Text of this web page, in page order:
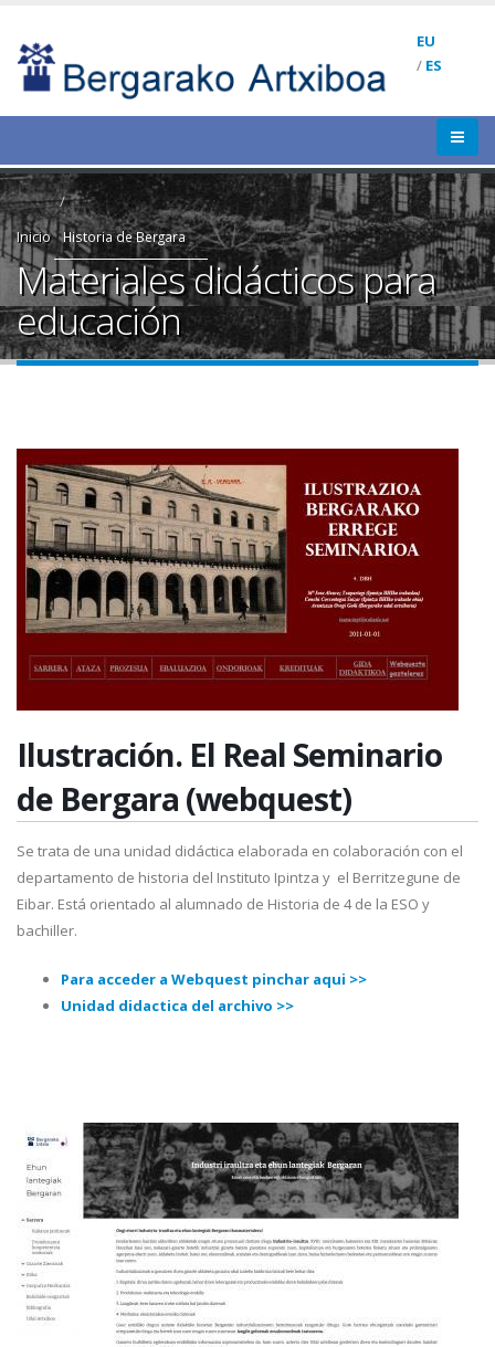
EU
/ ES
Inicio Historia de Bergara
Materiales didácticos para
educación
Ilustración. El Real Seminario
de Bergara (webquest)
Se trata de una unidad didáctica elaborada en colaboración con el
departamento de historia del Instituto Ipintza y el Berritzegune de
Eibar. Está orientado al alumnado de Historia de 4 de la ESO y
bachiller.
Para acceder a Webquest pinchar aqui >>
Unidad didactica del archivo >>